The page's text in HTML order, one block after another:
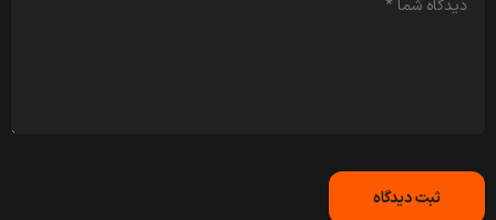
ثبت دیدگاه